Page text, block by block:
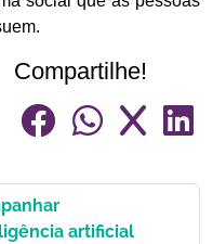
Compartilhe!
artificial